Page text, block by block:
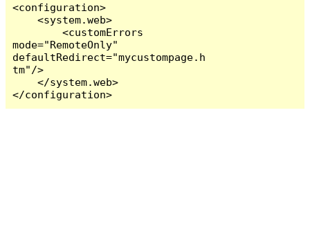
<configuration>
    <system.web>
        <customErrors
mode="RemoteOnly"
defaultRedirect="mycustompage.h
tm"/>
    </system.web>
</configuration>